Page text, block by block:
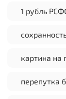
1 рубль
картина на
перепутка